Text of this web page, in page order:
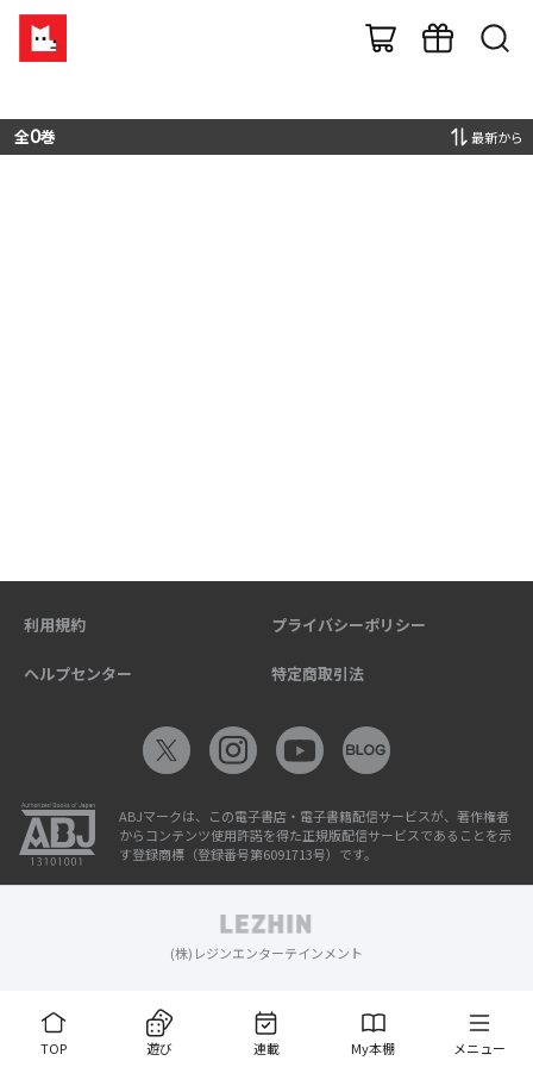
全0巻 最新から
TOP 遊び 連載 My本棚 メニュー
利用規約 プライバシーポリシー
ヘルプセンター 特定商取引法
ABJマークは、この電子書店・電子書籍配信サービスが、著作権者
からコンテンツ使用許諾を得た正規版配信サービスであることを示
す登録商標（登録番号第6091713号）です。
(株)レジンエンターテインメント